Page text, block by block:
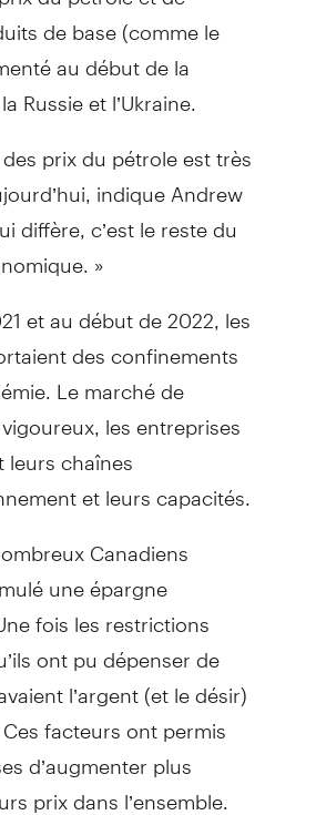
de base (comme le
au début de la
Russie et l’Ukraine.
prix du pétrole est très
indique Andrew
diffère, c’est le reste du
»
et au début de 2022, les
des confinements
Le marché de
les entreprises
chaînes
et leurs capacités.
Canadiens
une épargne
fois les restrictions
ont pu dépenser de
l’argent (et le désir)
facteurs ont permis
d’augmenter plus
prix dans l’ensemble.